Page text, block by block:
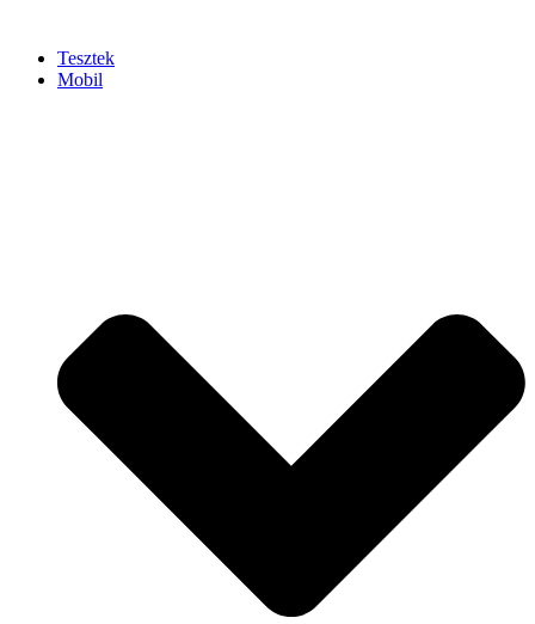
Tesztek
Mobil